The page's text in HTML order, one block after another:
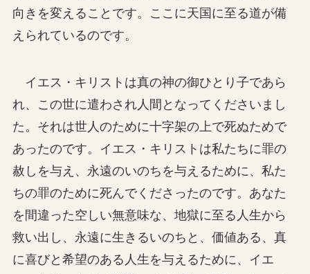
向きを変えることです。ここに天国に至る道が備
えられているのです。
イエス・キリストは真の神の御ひとり子であら
れ、この世に遣わされ人間となってくださいまし
た。それは世人のために十字架の上で死ぬためで
あったのです。イエス・キリストは私たちに罪の
赦しを与え、永遠のいのちを与えるために、私た
ちの罪のために死んでくださったのです。あなた
を間違った空しい無意味な、地獄に至る人生から
救い出し、永遠に生きるいのちと、価値ある、真
に喜びと希望のある人生を与えるために、イエ